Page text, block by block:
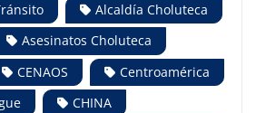
Alcaldía Choluteca
Asesinatos Choluteca
CENAOS
Centroamérica
CHINA